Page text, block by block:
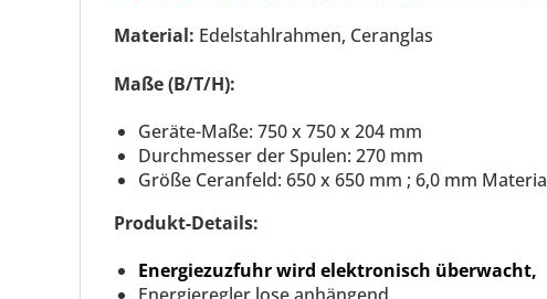
Material: Edelstahlrahmen, Ceranglas
Maße (B/T/H):
Geräte-Maße: 750 x 750 x 204 mm
Durchmesser der Spulen: 270 mm
Größe Ceranfeld: 650 x 650 mm ; 6,0 mm
Produkt-Details:
Energiezuzfuhr wird elektronisch überwacht,